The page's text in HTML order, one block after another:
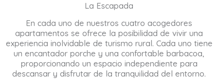
La Escapada
En cada uno de nuestros cuatro acogedores
apartamentos se ofrece la posibilidad de vivir una
experiencia inolvidable de turismo rural. Cada uno tiene
un encantador porche y una confortable barbacoa,
proporcionando un espacio independiente para
descansar y disfrutar de la tranquilidad del entorno.